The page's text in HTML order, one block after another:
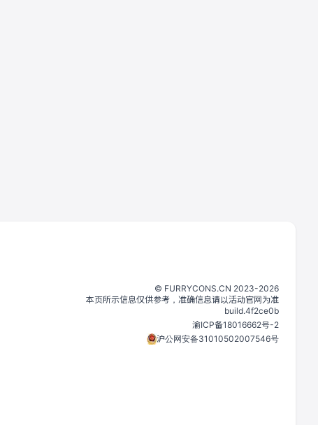
©️ FURRYCONS.CN 2023-2026
本页所示信息仅供参考，准确信息请以活动官网为准
build.4f2ce0b
渝ICP备18016662号-2
沪公网安备31010502007546号